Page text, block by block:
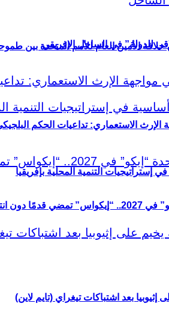
الأمين العام للأمم المتحدة بين
إستراتيجيات التنمية المحلية بإفريقيا
بعد اشتباكات تيغراي (تايم لاين)
للدولة” في الساحل الإفريقي
الإرث الاستعماري: تداعيات الحكم
دون انتظار